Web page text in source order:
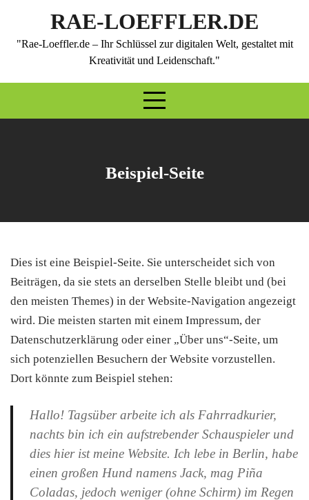
content
RAE-LOEFFLER.DE
"Rae-Loeffler.de – Ihr Schlüssel zur digitalen Welt, gestaltet mit
Kreativität und Leidenschaft."
Beispiel-Seite
Dies ist eine Beispiel-Seite. Sie unterscheidet sich von
Beiträgen, da sie stets an derselben Stelle bleibt und (bei
den meisten Themes) in der Website-Navigation angezeigt
wird. Die meisten starten mit einem Impressum, der
Datenschutzerklärung oder einer „Über uns“-Seite, um
sich potenziellen Besuchern der Website vorzustellen.
Dort könnte zum Beispiel stehen:
Hallo! Tagsüber arbeite ich als Fahrradkurier,
nachts bin ich ein aufstrebender Schauspieler und
dies hier ist meine Website. Ich lebe in Berlin, habe
einen großen Hund namens Jack, mag Piña
Coladas, jedoch weniger (ohne Schirm) im Regen